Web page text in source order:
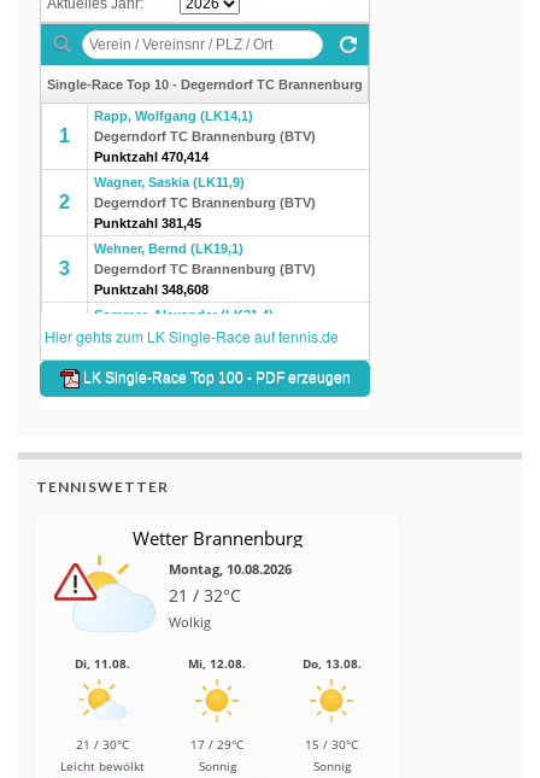
TENNISWETTER
Wetter Brannenburg
Montag, 10.08.2026
21 / 32°C
Wolkig
Di, 11.08.
21 / 30°C
Leicht bewölkt
Mi, 12.08.
17 / 29°C
Sonnig
Do, 13.08.
15 / 30°C
Sonnig